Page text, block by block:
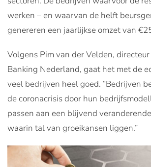
werken – en waarvan de helft
genereren een jaarlijkse omzet van
Volgens Pim van der Velden,
Banking Nederland, gaat het met de
veel bedrijven heel goed. “Bedrijven
de coronacrisis door hun
passen aan een blijvend
waarin tal van groeikansen liggen.”